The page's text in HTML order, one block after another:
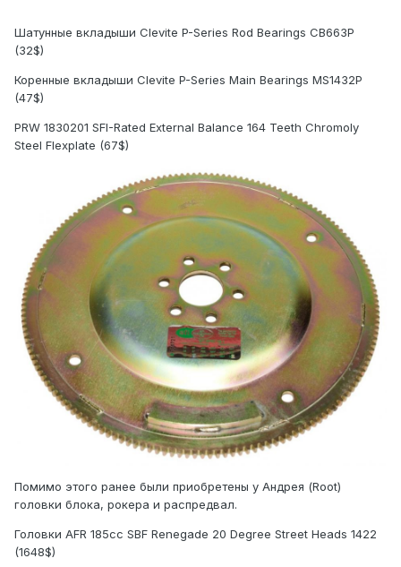
Шатунные вкладыши Clevite P-Series Rod Bearings CB663P
(32$)
Коренные вкладыши Clevite P-Series Main Bearings MS1432P
(47$)
PRW 1830201 SFI-Rated External Balance 164 Teeth Chromoly
Steel Flexplate (67$)
Помимо этого ранее были приобретены у Андрея (Root)
головки блока, рокера и распредвал.
Головки AFR 185cc SBF Renegade 20 Degree Street Heads 1422
(1648$)